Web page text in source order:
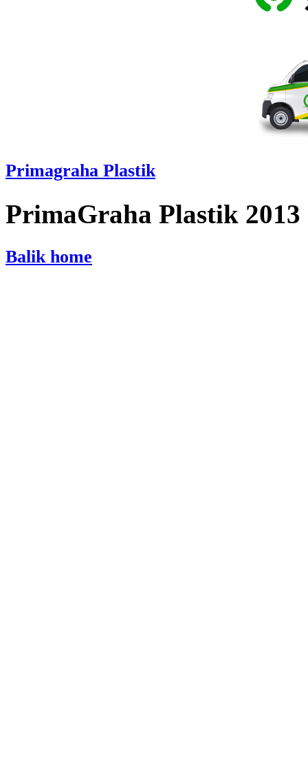
Primagraha Plastik
PrimaGraha Plastik 2013
Balik home